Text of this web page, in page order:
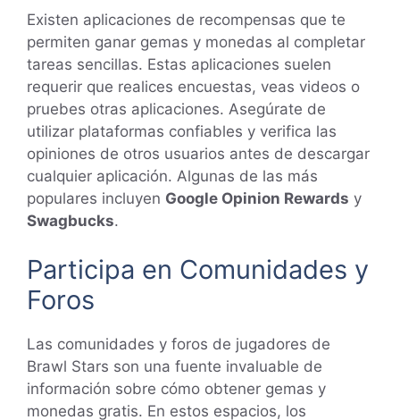
Existen aplicaciones de recompensas que te
permiten ganar gemas y monedas al completar
tareas sencillas. Estas aplicaciones suelen
requerir que realices encuestas, veas videos o
pruebes otras aplicaciones. Asegúrate de
utilizar plataformas confiables y verifica las
opiniones de otros usuarios antes de descargar
cualquier aplicación. Algunas de las más
populares incluyen Google Opinion Rewards y
Swagbucks.
Participa en Comunidades y
Foros
Las comunidades y foros de jugadores de
Brawl Stars son una fuente invaluable de
información sobre cómo obtener gemas y
monedas gratis. En estos espacios, los